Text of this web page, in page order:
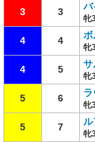
3 3 バ
牝
4 4 ボ
牝
4 5 サ
牝
5 6
牝
5 7
牝